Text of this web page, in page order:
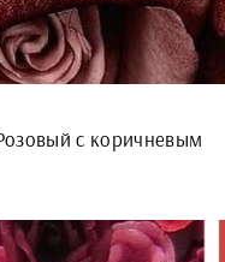
с коричневым